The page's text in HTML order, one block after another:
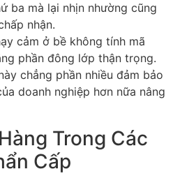
ba mà lại nhịn nhường cũng
nhận.
cảm ở bề không tính mã
phần đông lớp thận trọng.
chẳng phần nhiều đảm bảo
doanh nghiệp hơn nữa nâng
Trong Các
Cấp